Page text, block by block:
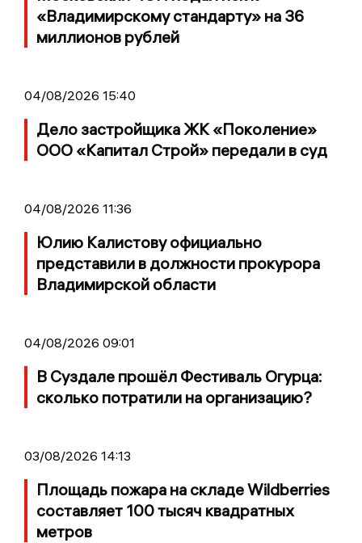
«Владимирскому стандарту» на 36
миллионов рублей
04/08/2026 15:40
Дело застройщика ЖК «Поколение»
ООО «Капитал Строй» передали в суд
04/08/2026 11:36
Юлию Калистову официально
представили в должности прокурора
Владимирской области
04/08/2026 09:01
В Суздале прошёл Фестиваль Огурца:
сколько потратили на организацию?
03/08/2026 14:13
Площадь пожара на складе Wildberries
составляет 100 тысяч квадратных
метров